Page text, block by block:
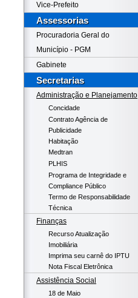
Vice-Prefeito
Assessorias
Procuradoria Geral do
Município - PGM
Gabinete
Secretarias
Administração e Planejamento
Concidade
Contrato Agência de
Publicidade
Habitação
Medtran
PLHIS
Programa de Integridade e
Compliance Público
Termo de Responsabilidade
Técnica
Finanças
Recurso Atualização
Imobiliária
Imprima seu carnê do IPTU
Nota Fiscal Eletrônica
Assistência Social
18 de Maio